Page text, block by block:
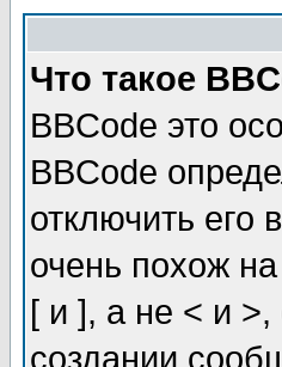
Что такое
BBCode это
BBCode
отключить
очень похож
[ и ], а не < и
создании